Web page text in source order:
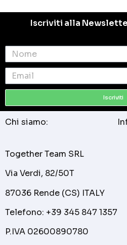
Iscriviti alla
Iscriviti
Chi siamo:
Together Team SRL
Via Verdi, 82/50T
87036 Rende (CS) ITALY
Telefono: +39 345 847 1357
P.IVA 02600890780